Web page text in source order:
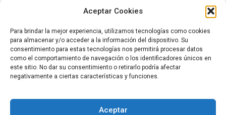
Aceptar Cookies
Para brindar la mejor experiencia, utilizamos tecnologías como cookies
para almacenar y/o acceder a la información del dispositivo. Su
consentimiento para estas tecnologías nos permitirá procesar datos
como el comportamiento de navegación o los identificadores únicos en
este sitio. No dar su consentimiento o retirarlo podría afectar
negativamente a ciertas características y funciones.
Aceptar